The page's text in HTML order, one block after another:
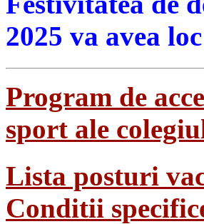
2025 va avea
Program de
sport ale
Lista posturi
Conditii